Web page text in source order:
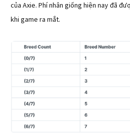
của Axie. Phí nhân giống hiện nay đã
khi game ra mắt.